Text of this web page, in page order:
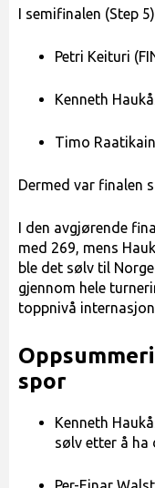
I semifinalen (Step
Petri Keituri
Kenneth
Timo
Dermed var finalen
I den avgjørende
med 269, mens
ble det sølv til
gjennom hele
toppnivå
spor
Kenneth
sølv etter å ha